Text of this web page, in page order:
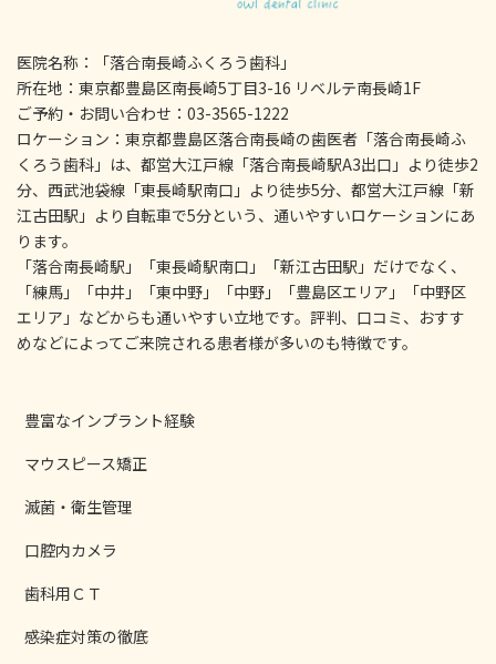
医院名称：「落合南長崎ふくろう歯科」
所在地：東京都豊島区南長崎5丁目3-16 リベルテ南長崎1F
ご予約・お問い合わせ：03-3565-1222
ロケーション：東京都豊島区落合南長崎の歯医者「落合南長崎ふ
くろう歯科」は、都営大江戸線「落合南長崎駅A3出口」より徒歩2
分、西武池袋線「東長崎駅南口」より徒歩5分、都営大江戸線「新
江古田駅」より自転車で5分という、通いやすいロケーションにあ
ります。
「落合南長崎駅」「東長崎駅南口」「新江古田駅」だけでなく、
「練馬」「中井」「東中野」「中野」「豊島区エリア」「中野区
エリア」などからも通いやすい立地です。評判、口コミ、おすす
めなどによってご来院される患者様が多いのも特徴です。
豊富なインプラント経験
マウスピース矯正
滅菌・衛生管理
口腔内カメラ
歯科用ＣＴ
感染症対策の徹底